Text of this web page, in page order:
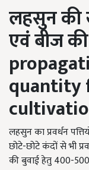
लहसुन की
एवं बीज की
quantity
लहसुन का प्रवर्धन
छोटे-छोटे कंदों से भी
की बुवाई हेतु 400-